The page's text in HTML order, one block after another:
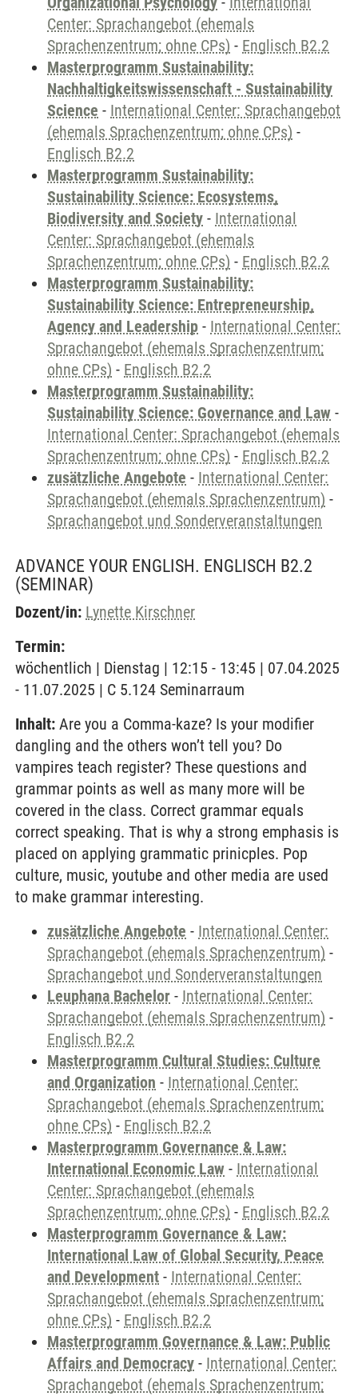
Center: Sprachangebot (ehemals
Sprachenzentrum; ohne CPs) - Englisch B2.2
Masterprogramm Sustainability:
Nachhaltigkeitswissenschaft - Sustainability
Science - International Center: Sprachangebot
(ehemals Sprachenzentrum; ohne CPs) -
Englisch B2.2
Masterprogramm Sustainability:
Sustainability Science: Ecosystems,
Biodiversity and Society - International
Center: Sprachangebot (ehemals
Sprachenzentrum; ohne CPs) - Englisch B2.2
Masterprogramm Sustainability:
Sustainability Science: Entrepreneurship,
Agency and Leadership - International Center:
Sprachangebot (ehemals Sprachenzentrum;
ohne CPs) - Englisch B2.2
Masterprogramm Sustainability:
Sustainability Science: Governance and Law -
International Center: Sprachangebot (ehemals
Sprachenzentrum; ohne CPs) - Englisch B2.2
zusätzliche Angebote - International Center:
Sprachangebot (ehemals Sprachenzentrum) -
Sprachangebot und Sonderveranstaltungen
ADVANCE YOUR ENGLISH. ENGLISCH B2.2
(SEMINAR)
Dozent/in: Lynette Kirschner
Termin:
wöchentlich | Dienstag | 12:15 - 13:45 | 07.04.2025
- 11.07.2025 | C 5.124 Seminarraum
Inhalt: Are you a Comma-kaze? Is your modifier
dangling and the others won’t tell you? Do
vampires teach register? These questions and
grammar points as well as many more will be
covered in the class. Correct grammar equals
correct speaking. That is why a strong emphasis is
placed on applying grammatic prinicples. Pop
culture, music, youtube and other media are used
to make grammar interesting.
zusätzliche Angebote - International Center:
Sprachangebot (ehemals Sprachenzentrum) -
Sprachangebot und Sonderveranstaltungen
Leuphana Bachelor - International Center:
Sprachangebot (ehemals Sprachenzentrum) -
Englisch B2.2
Masterprogramm Cultural Studies: Culture
and Organization - International Center:
Sprachangebot (ehemals Sprachenzentrum;
ohne CPs) - Englisch B2.2
Masterprogramm Governance & Law:
International Economic Law - International
Center: Sprachangebot (ehemals
Sprachenzentrum; ohne CPs) - Englisch B2.2
Masterprogramm Governance & Law:
International Law of Global Security, Peace
and Development - International Center:
Sprachangebot (ehemals Sprachenzentrum;
ohne CPs) - Englisch B2.2
Masterprogramm Governance & Law: Public
Affairs and Democracy - International Center:
Sprachangebot (ehemals Sprachenzentrum;